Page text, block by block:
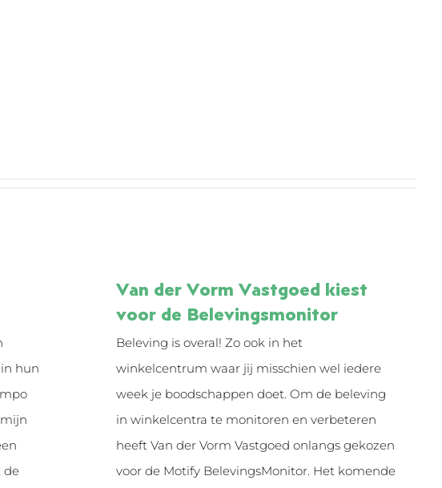
hun
de
Van der Vorm Vastgoed kiest
voor de Belevingsmonitor
Beleving is overal! Zo ook in het
winkelcentrum waar jij misschien wel iedere
week je boodschappen doet. Om de beleving
in winkelcentra te monitoren en verbeteren
heeft Van der Vorm Vastgoed onlangs gekozen
voor de Motify BelevingsMonitor. Het komende